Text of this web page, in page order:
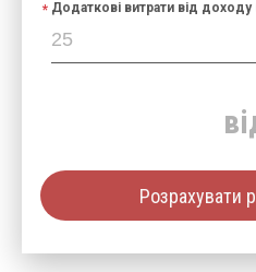
Додаткові витрати від доходу
Розрахувати